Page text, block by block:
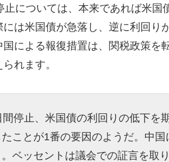
止については、本来であれば米国
は米国債が急落し、逆に利回り
による報復措置は、関税政策を
れます。
停止、米国債の利回りの低下を
ことが1番の要因のようだ。中
ベッセントは議会での証言を取